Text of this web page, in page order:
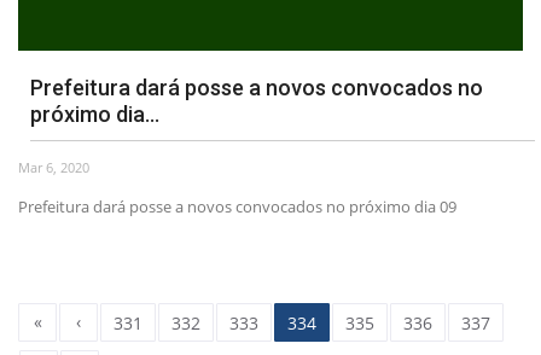
Prefeitura dará posse a novos convocados no
próximo dia...
Mar 6, 2020
Prefeitura dará posse a novos convocados no próximo dia 09
« ‹ 331 332 333 334 335 336
337